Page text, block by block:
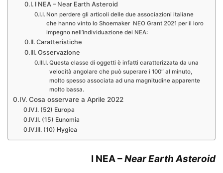
I NEA – Near Earth Asteroid
Non perdere gli articoli delle due associazioni italiane
che hanno vinto lo Shoemaker NEO Grant 2021 per il loro
impegno nell’individuazione dei NEA:
Caratteristiche
Osservazione
Questa classe di oggetti è infatti caratterizzata da una
velocità angolare che può superare i 100″ al minuto,
molto spesso associata ad una magnitudine apparente
molto bassa.
Cosa osservare a Aprile 2022
(52) Europa
(15) Eunomia
(10) Hygiea
I NEA–Near Earth Asteroid